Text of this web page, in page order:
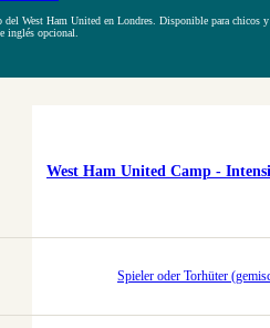
del West Ham United en Londres. Disponible para
inglés opcional.
West Ham United Camp -
Spieler oder Torhüter